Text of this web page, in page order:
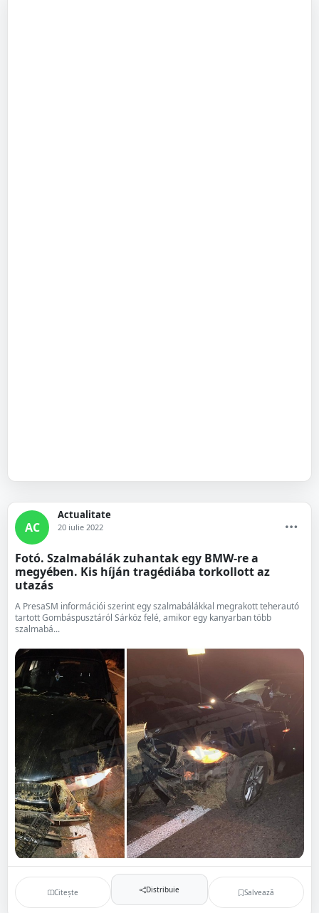
AC
Actualitate
20 iulie 2022
Fotó. Szalmabálák zuhantak egy BMW-re a
megyében. Kis híján tragédiába torkollott az
utazás
A PresaSM információi szerint egy szalmabálákkal megrakott teherautó
tartott Gombáspusztáról Sárköz felé, amikor egy kanyarban több
szalmabá...
Citește Distribuie Salvează